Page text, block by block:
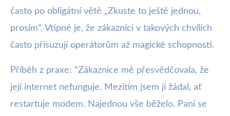
často po obligátní větě „Zkuste to ještě jednou,
prosím“. Vtipné je, že zákazníci v takových chvílích
často přisuzují operátorům až magické schopnosti.
Příběh z praxe: “Zákaznice mě přesvědčovala, že
její internet nefunguje. Mezitím jsem jí žádal, ať
restartuje modem. Najednou vše běželo. Paní se